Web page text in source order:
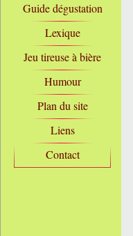
Guide dégustation
Lexique
Jeu tireuse à bière
Humour
Plan du site
Liens
Contact